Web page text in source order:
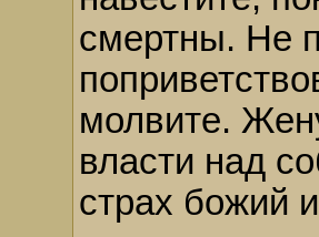
смертны. Не
молвите.
власти над
страх божий